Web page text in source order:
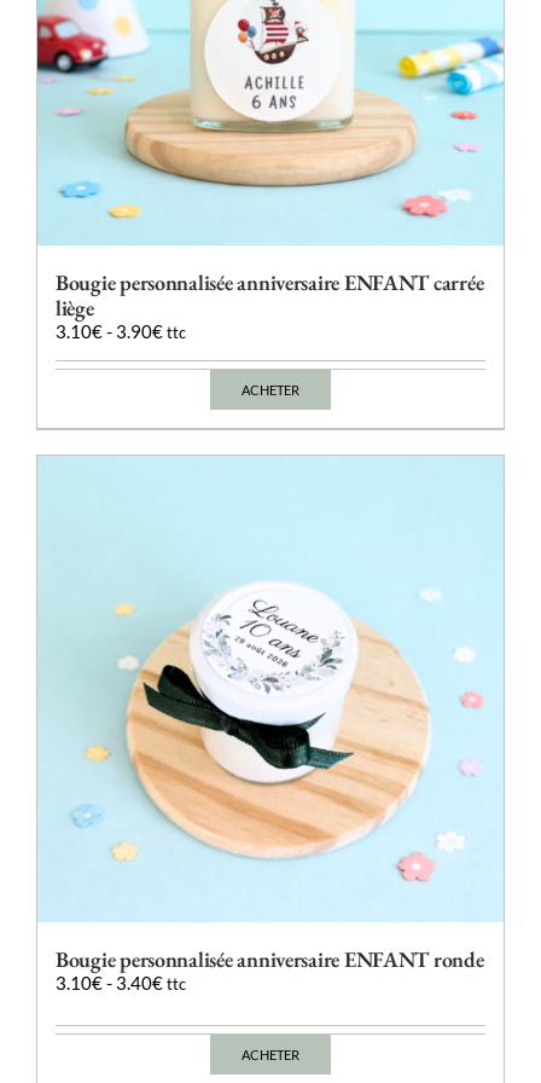
du
produit
Bougie personnalisée anniversaire ENFANT carrée
liège
3.10€- 3.90€ ttc
ACHETER
Ce
choisies
sur
la
page
du
Bougie personnalisée anniversaire ENFANT ronde
3.10€- 3.40€ ttc
ACHETER
Ce